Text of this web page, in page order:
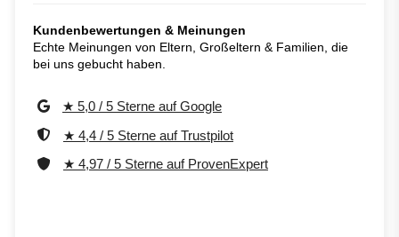
Kundenbewertungen & Meinungen
Echte Meinungen von Eltern, Großeltern & Familien, die
bei uns gebucht haben.
★ 5,0 / 5 Sterne auf Google
★ 4,4 / 5 Sterne auf Trustpilot
★ 4,97 / 5 Sterne auf ProvenExpert